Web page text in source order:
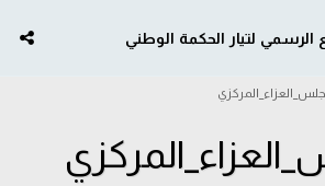
الرسمي لتيار الحكمة الوطني